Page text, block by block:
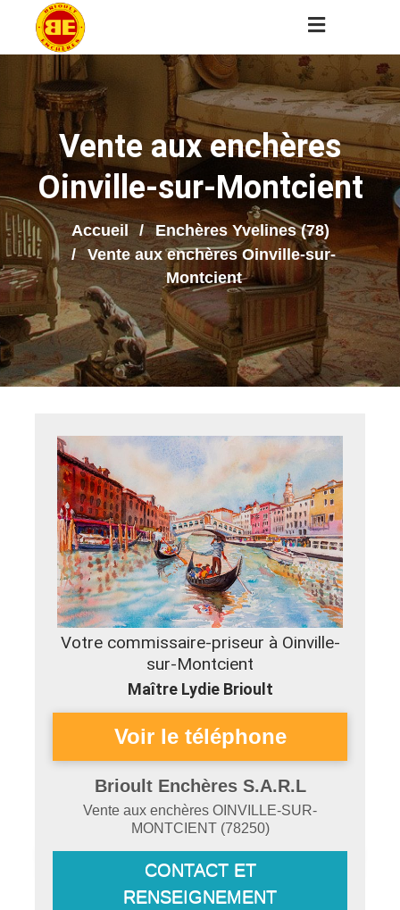
Vente aux enchères
Oinville-sur-Montcient
Accueil
Enchères Yvelines (78)
Vente aux enchères Oinville-sur-
Montcient
Votre commissaire-priseur à Oinville-
sur-Montcient
Maître Lydie Brioult
Brioult Enchères S.A.R.L
Vente aux enchères OINVILLE-SUR-
MONTCIENT(78250)
CONTACT ET
RENSEIGNEMENT